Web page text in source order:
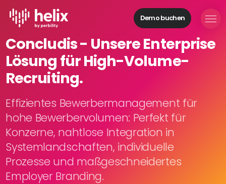
Demo buchen
Helix Module
Organisationen
aufbauen
gewinnen
Mitarbeitende
entwickeln
Feedback
geben
Concludis - Unsere Enterprise
Lösung für High-Volume-
Recruiting.
Effizientes Bewerbermanagement für
hohe Bewerbervolumen: Perfekt für
Konzerne, nahtlose Integration in
Systemlandschaften, individuelle
Prozesse und maßgeschneidertes
Employer Branding.